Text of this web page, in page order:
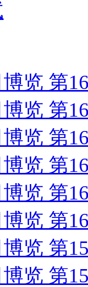
览 第
览 第
览 第
览 第
览 第
览 第
览 第
览 第